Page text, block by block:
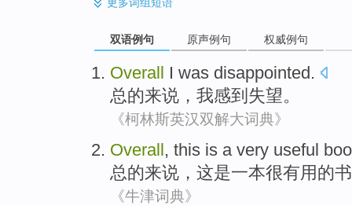
更多词组短语
双语例句 原声例句 权威例句
Overall I was disappointed.
总的来说 ， 我感到 失望。
《柯林斯英汉双解大词典》
Overall, this is a very useful
总的来说 ， 这是一本很有用的书
《牛津词典》